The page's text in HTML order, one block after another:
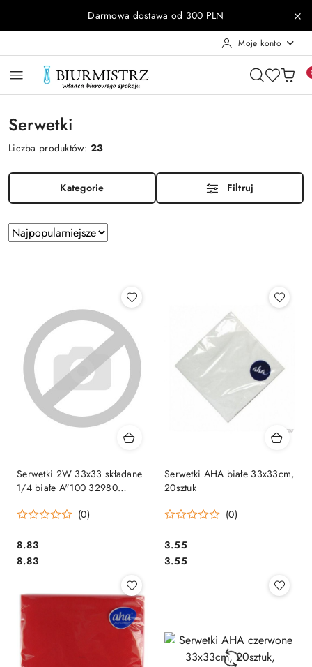
Przejdź do treści głównej
Przejdź do wyszukiwarki
Przejdź do moje konto
Przejdź do menu głównego
Przejdź do stopkiDarmowa dostawa od 300 PLN
Moje konto
Serwetki
Liczba produktów:23
Kategorie Filtruj
Zastosowano
sortowanie:
Sortuj
według
Serwetki 2W 33x33 składane
1/4 białe A"100 32980
(0)
Cena:
8.83
Cena:
8.83
Serwetki AHA białe 33x33cm,
20sztuk
(0)
Cena:
3.55
Cena:
3.55